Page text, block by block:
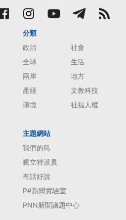
分類
政治
社會
全球
生活
兩岸
地方
產經
文教科技
環境
社福人權
主題網站
我們的島
獨立特派員
有話好說
P#新聞實驗室
PNN新聞議題中心